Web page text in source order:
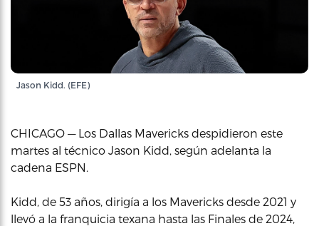
Jason Kidd. (EFE)
CHICAGO — Los Dallas Mavericks despidieron este
martes al técnico Jason Kidd, según adelanta la
cadena ESPN.
Kidd, de 53 años, dirigía a los Mavericks desde 2021 y
llevó a la franquicia texana hasta las Finales de 2024,